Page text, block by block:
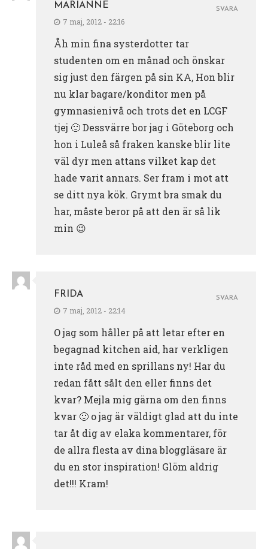
MARIANNE
7 maj, 2012 - 22:16
Åh min fina systerdotter tar
studenten om en månad och önskar
sig just den färgen på sin KA, Hon blir
nu klar bagare/konditor men på
gymnasienivå och trots det en LCGF
tjej 🙂 Dessvärre bor jag i Göteborg och
hon i Luleå så fraken kanske blir lite
väl dyr men attans vilket kap det
hade varit annars. Ser fram i mot att
se ditt nya kök. Grymt bra smak du
har, måste beror på att den är så lik
min 😉
SVARA
FRIDA
7 maj, 2012 - 22:14
O jag som håller på att letar efter en
begagnad kitchen aid, har verkligen
inte råd med en sprillans ny! Har du
redan fått sålt den eller finns det
kvar? Mejla mig gärna om den finns
kvar 🙂 o jag är väldigt glad att du inte
tar åt dig av elaka kommentarer, för
de allra flesta av dina bloggläsare är
du en stor inspiration! Glöm aldrig
det!!! Kram!
SVARA